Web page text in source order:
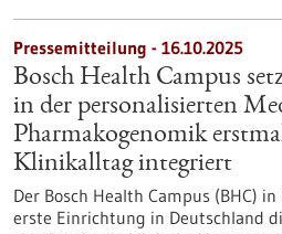
Pressemitteilung - 16.10.2025
Bosch Health Campus
in der personalisierten
Pharmakogenomik
Klinikalltag integriert
Der Bosch Health Campus (BHC)
erste Einrichtung in Deutschland